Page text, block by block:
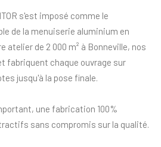
s'est imposé comme le
de la menuiserie aluminium en
atelier de 2 000 m² à Bonneville, nos
fabriquent chaque ouvrage sur
jusqu'à la pose finale.
une fabrication 100%
sans compromis sur la qualité.